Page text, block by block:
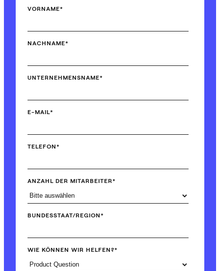
VORNAME*
NACHNAME*
UNTERNEHMENSNAME*
E-MAIL *
TELEFON*
ANZAHL DER MITARBEITER*
BUNDESSTAAT/REGION*
WIE KÖNNEN WIR HELFEN?*